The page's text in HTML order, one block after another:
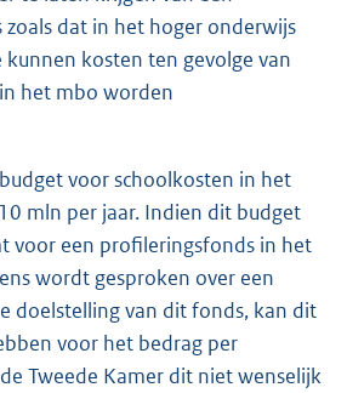
dat in het hoger onderwijs
kunnen kosten ten gevolge van
het mbo worden
voor schoolkosten in het
mln per jaar. Indien dit budget
voor een profileringsfonds in het
wordt gesproken over een
doelstelling van dit fonds, kan dit
voor het bedrag per
Tweede Kamer dit niet wenselijk